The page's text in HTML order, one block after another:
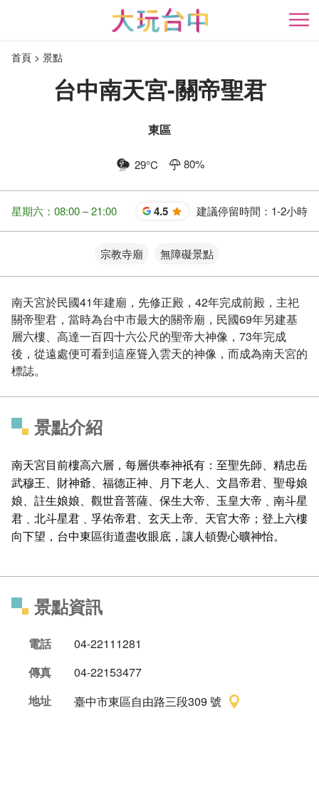
開
首頁 景點
台中南天宮-關帝聖君
東區
29°C 80%
星期六：08:00 – 21:00 4.5 星 建議停留時間： 1-2小時
宗教寺廟 無障礙景點
南天宮於民國41年建廟，先修正殿，42年完成前殿，主祀
關帝聖君，當時為台中市最大的關帝廟，民國69年另建基
層六樓、高達一百四十六公尺的聖帝大神像，73年完成
後，從遠處便可看到這座聳入雲天的神像，而成為南天宮的
標誌。
景點介紹
南天宮目前樓高六層，每層供奉神祇有：至聖先師、精忠岳
武穆王、財神爺、福德正神、月下老人、文昌帝君、聖母娘
娘、註生娘娘、觀世音菩薩、保生大帝、玉皇大帝﹑南斗星
君﹑北斗星君﹑孚佑帝君、玄天上帝、天官大帝；登上六樓
向下望，台中東區街道盡收眼底，讓人頓覺心曠神怡。
景點資訊
電話
04-22111281
傳真
04-22153477
地址
臺中市東區自由路三段309 號